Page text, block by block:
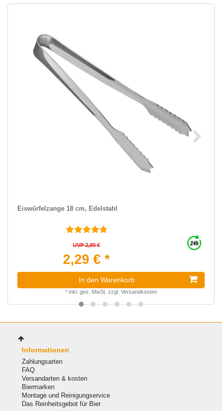
Eiswürfelzange 18 cm, Edelstahl
UVP 2,80 €
2,29 € *
In den Warenkorb
* inkl. ges. MwSt. zzgl. Versandkosten
Informationen
Zahlungsarten
FAQ
Versandarten & kosten
Biermarken
Montage und Reinigungservice
Das Reinheitsgebot für Bier